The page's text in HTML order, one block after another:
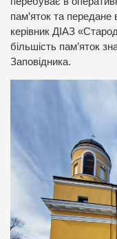
пам’яток та передане
керівник ДІАЗ
більшість пам’яток
Заповідника.